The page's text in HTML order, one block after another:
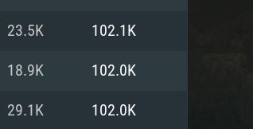
23.5K 102.1K
18.9K 102.0K
29.1K 102.0K